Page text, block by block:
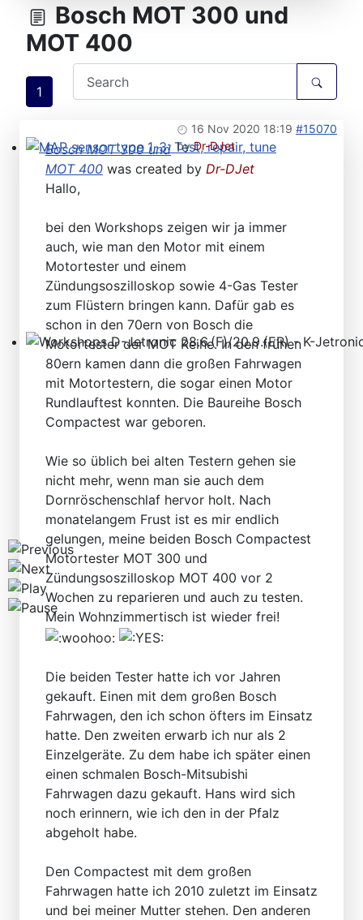
MAP sensor type 1-3: Test, repair, tune
Workshops D-Jetronic 28.6.(F)/20.9.(ER) - K-
Bosch MOT 300 und
MOT 400
1
16 Nov 2020 18:19 #15070
byDr-DJet
Bosch MOT 300 und
MOT 400 was created by Dr-DJet
Hallo,
bei den Workshops zeigen wir ja immer
auch, wie man den Motor mit einem
Motortester und einem
Zündungsoszilloskop sowie 4-Gas Tester
zum Flüstern bringen kann. Dafür gab es
schon in den 70ern von Bosch die
Motortester der MOT Reihe. In den frühen
80ern kamen dann die großen Fahrwagen
mit Motortestern, die sogar einen Motor
Rundlauftest konnten. Die Baureihe Bosch
Compactest war geboren.
Wie so üblich bei alten Testern gehen sie
nicht mehr, wenn man sie auch dem
Dornröschenschlaf hervor holt. Nach
monatelangem Frust ist es mir endlich
gelungen, meine beiden Bosch Compactest
Motortester MOT 300 und
Zündungsoszilloskop MOT 400 vor 2
Wochen zu reparieren und auch zu testen.
Mein Wohnzimmertisch ist wieder frei!
Die beiden Tester hatte ich vor Jahren
gekauft. Einen mit dem großen Bosch
Fahrwagen, den ich schon öfters im Einsatz
hatte. Den zweiten erwarb ich nur als 2
Einzelgeräte. Zu dem habe ich später einen
einen schmalen Bosch-Mitsubishi
Fahrwagen dazu gekauft. Hans wird sich
noch erinnern, wie ich den in der Pfalz
abgeholt habe.
Den Compactest mit dem großen
Fahrwagen hatte ich 2010 zuletzt im Einsatz
und bei meiner Mutter stehen. Den anderen